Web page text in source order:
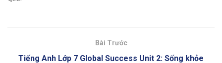
Bài Trước
Tiếng Anh Lớp 7 Global Success Unit 2: Sống khỏe